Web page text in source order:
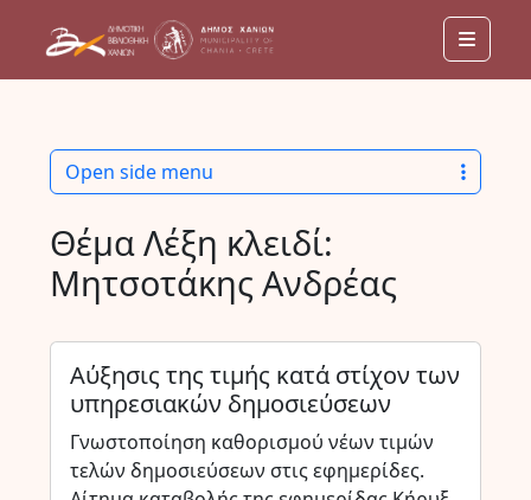
Menu
Θέμα Λέξη κλειδί:
Μητσοτάκης Ανδρέας
Αύξησις της τιμής κατά στίχον των
υπηρεσιακών δημοσιεύσεων
Γνωστοποίηση καθορισμού νέων τιμών
τελών δημοσιεύσεων στις εφημερίδες.
Open side menu